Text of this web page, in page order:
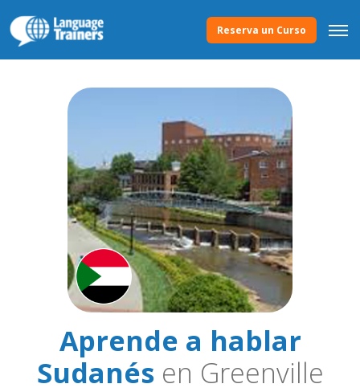
Reserva un Curso
Aprende a hablar
Sudanésen Greenville